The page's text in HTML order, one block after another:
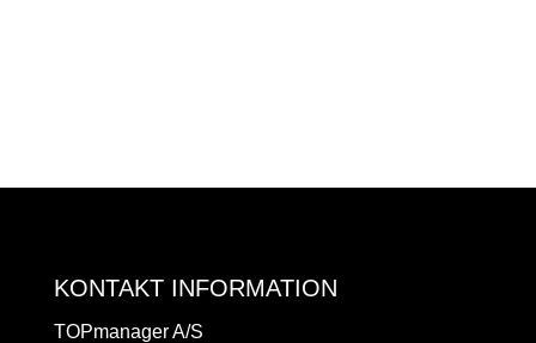
KONTAKT INFORMATION
TOPmanager A/S